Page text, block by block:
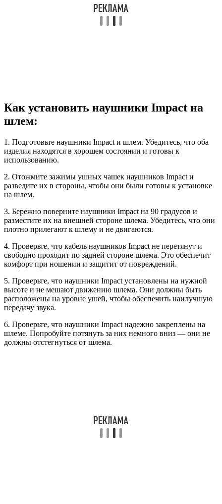
Как установить наушники Impact на
шлем:
1. Подготовьте наушники Impact и шлем. Убедитесь, что оба
изделия находятся в хорошем состоянии и готовы к
использованию.
2. Отожмите зажимы ушных чашек наушников Impact и
разведите их в стороны, чтобы они были готовы к установке
на шлем.
3. Бережно поверните наушники Impact на 90 градусов и
разместите их на внешней стороне шлема. Убедитесь, что они
плотно прилегают к шлему и не двигаются.
4. Проверьте, что кабель наушников Impact не перетянут и
свободно проходит по задней стороне шлема. Это обеспечит
комфорт при ношении и защитит от повреждений.
5. Проверьте, что наушники Impact установлены на нужной
высоте и не мешают движению шлема. Они должны быть
расположены на уровне ушей, чтобы обеспечить наилучшую
передачу звука.
6. Проверьте, что наушники Impact надежно закреплены на
шлеме. Попробуйте потянуть за них немного вниз — они не
должны отстегнуться от шлема.